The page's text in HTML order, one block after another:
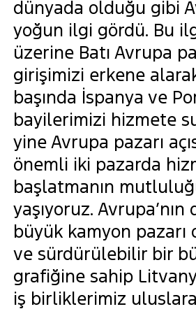
dünyada olduğu gibi
yoğun ilgi gördü. Bu
üzerine Batı Avrupa
girişimizi erkene
başında İspanya ve
bayilerimizi hizmete
yine Avrupa pazarı
önemli iki pazarda
başlatmanın
yaşıyoruz.
büyük kamyon pazarı
ve sürdürülebilir bir
grafiğine sahip
iş birliklerimiz